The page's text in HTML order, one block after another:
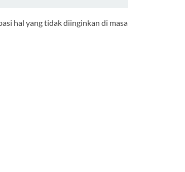
hal yang tidak diinginkan di masa